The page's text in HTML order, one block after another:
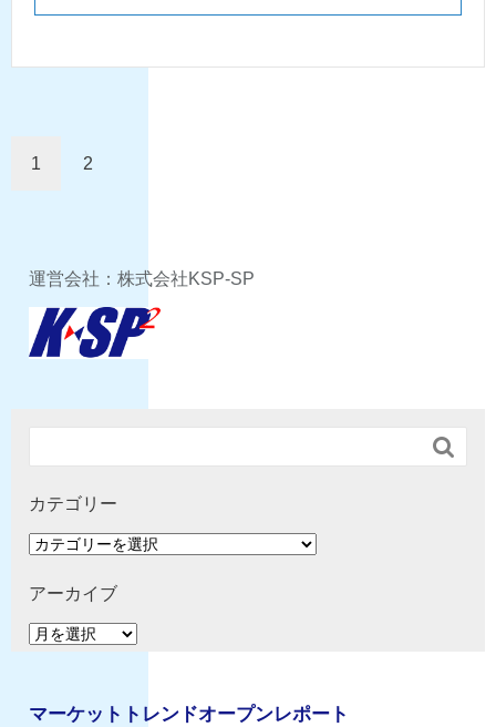
1 2
運営会社：株式会社KSP-SP

カテゴリー
カ
ゴ
ー
アーカイブ
ア
イ
マーケットトレンドオープンレポート